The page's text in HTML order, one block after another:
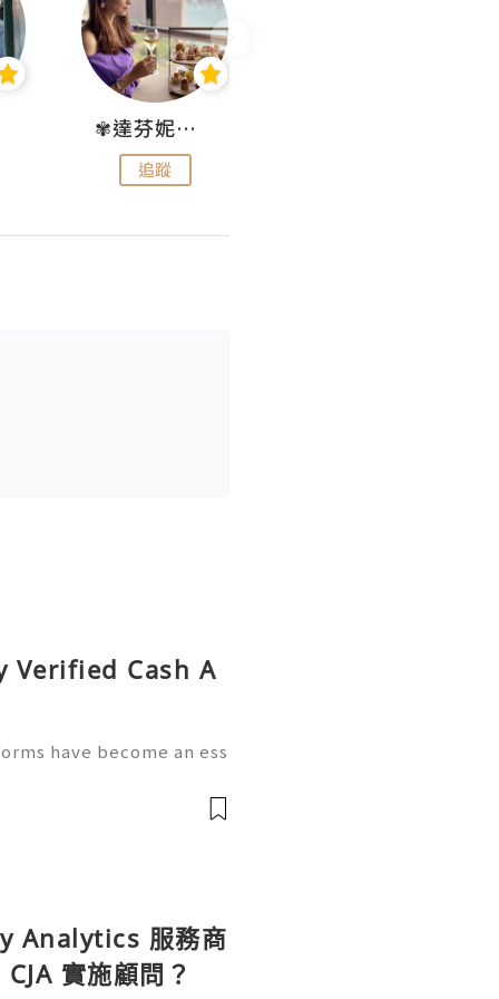
✾達芬妮•愛孩子•愛生活✾
追蹤
Verified Cash A
have become an ess
manage spending,
Analytics 服務商
實施顧問？